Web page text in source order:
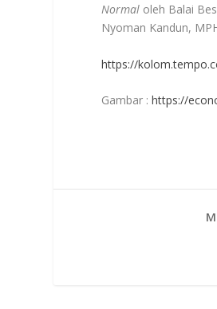
Normal oleh Balai
Nyoman Kandun,
https://
Gambar :https://